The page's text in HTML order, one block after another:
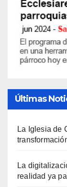
Últimas
La Iglesia de
La
realidad ya